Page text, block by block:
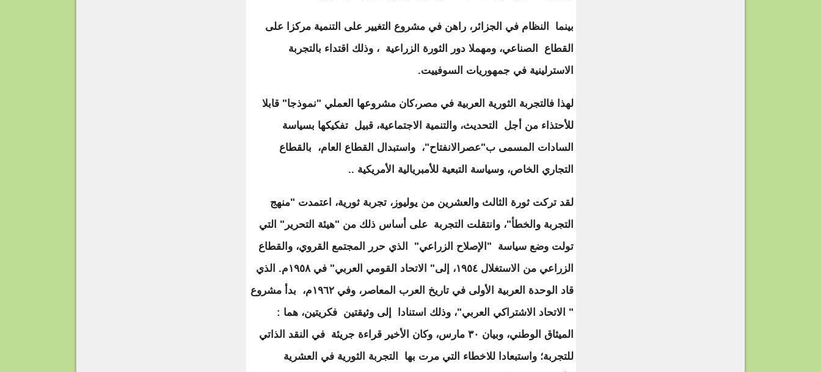
بينما النظام في الجزائر، راهن في مشروع التغيير على التنمية مركزا على
القطاع الصناعي، ومهملا دور الثورة الزراعية ، وذلك اقتداء بالتجربة
الاسترلينية في جمهوريات السوفييت.
لهذا فالتجربة الثورية العربية في مصر،كان مشروعها العملي "نموذجا" قابلا
للأحتذاء من أجل التحديث، والتنمية الاجتماعية، قبيل تفكيكها بسياسة
السادات المسمى ب"عصرالانفتاح"، واستبدال القطاع العام، بالقطاع
التجاري الخاص، وسياسة التبعية للأمبريالية الأمريكية ..
لقد تركت ثورة الثالث والعشرين من يوليوز، تجربة ثورية، اعتمدت "منهج
التجربة والخطأ"، وانتقلت التجربة على أساس ذلك من "هيئة التحرير" التي
تولت وضع سياسة "الإصلاح الزراعي" الذي حرر المجتمع القروي، والقطاع
الزراعي من الاستغلال ١٩٥٤، إلى" الاتحاد القومي العربي" في ١٩٥٨م. الذي
قاد الوحدة العربية الأولى في تاريخ العرب المعاصر، وفي ١٩٦٢م، بدأ مشروع
" الاتحاد الاشتراكي العربي"، وذلك استنادا إلى وثيقتين فكريتين، هما :
الميثاق الوطني، وبيان ٣٠ مارس، وكان الأخير قراءة جريئة في النقد الذاتي
للتجربة؛ واستبعادا للاخطاء التي مرت بها التجربة الثورية في العشرية